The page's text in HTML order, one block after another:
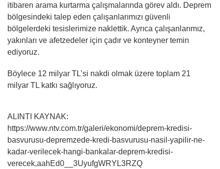
itibaren arama kurtarma çalışmalarında görev aldı. Deprem
bölgesindeki talep eden çalışanlarımızı güvenli
bölgelerdeki tesislerimize naklettik. Ayrıca çalışanlarımız,
yakınları ve afetzedeler için çadır ve konteyner temin
ediyoruz.
Böylece 12 milyar TL’si nakdi olmak üzere toplam 21
milyar TL katkı sağlıyoruz.
ALINTI KAYNAK:
https://www.ntv.com.tr/galeri/ekonomi/deprem-kredisi-
basvurusu-depremzede-kredi-basvurusu-nasil-yapilir-ne-
kadar-verilecek-hangi-bankalar-deprem-kredisi-
verecek,aahEd0__3UyufgWRYL3RZQ